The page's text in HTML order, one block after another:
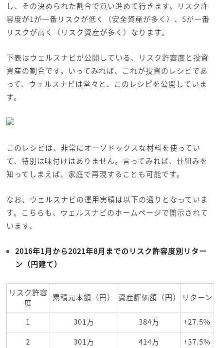
し、その決められた割合で買い進めて行きます。リスク許
容度が1が一番リスクが低く（安全資産が多く）、5が一番
リスクが高く（リスク資産が多く）なります。
下表はウェルスナビが公開している、リスク許容度と投資
資産の割合です。いってみれば、これが投資のレシピであ
って、ウェルスナビは堂々と、このレシピを公開していま
す。
このレシピは、非常にオーソドックスな材料を使ってい
て、特別は味付けはありません。言ってみれば、仕組みを
知ってしまえば、家庭で再現することも可能です。
なお、ウェルスナビの運用実績は以下の通りとなっていま
す。こちらも、ウェルスナビのホームページで開示されて
います、
2016年1月から2021年8月までのリスク許容度別リター
ン（円建て）
リスク許容
度
累積元本額（円） 資産評価額（円） リターン
1 301万 384万
+27.5%
2
301万 414万
+37.5%